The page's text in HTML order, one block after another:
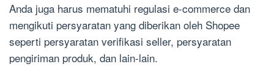
Anda juga harus mematuhi regulasi e-commerce dan
mengikuti persyaratan yang diberikan oleh Shopee
seperti persyaratan verifikasi seller, persyaratan
pengiriman produk, dan lain-lain.